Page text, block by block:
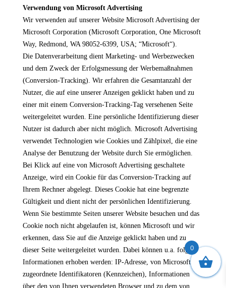
Verwendung von Microsoft Advertising
Wir verwenden auf unserer Website Microsoft Advertising der
Microsoft Corporation (Microsoft Corporation, One Microsoft
Way, Redmond, WA 98052-6399, USA; “Microsoft“).
Die Datenverarbeitung dient Marketing- und Werbezwecken
und dem Zweck der Erfolgsmessung der Werbemaßnahmen
(Conversion-Tracking). Wir erfahren die Gesamtanzahl der
Nutzer, die auf eine unserer Anzeigen geklickt haben und zu
einer mit einem Conversion-Tracking-Tag versehenen Seite
weitergeleitet wurden. Eine persönliche Identifizierung dieser
Nutzer ist dadurch aber nicht möglich. Microsoft Advertising
verwendet Technologien wie Cookies und Zählpixel, die eine
Analyse der Benutzung der Website durch Sie ermöglichen.
Bei Klick auf eine von Microsoft Advertising geschaltete
Anzeige, wird ein Cookie für das Conversion-Tracking auf
Ihrem Rechner abgelegt. Dieses Cookie hat eine begrenzte
Gültigkeit und dient nicht der persönlichen Identifizierung.
Wenn Sie bestimmte Seiten unserer Website besuchen und das
Cookie noch nicht abgelaufen ist, können Microsoft und wir
erkennen, dass Sie auf die Anzeige geklickt haben und zu
dieser Seite weitergeleitet wurden. Dabei können u.a. folgende
Informationen erhoben werden: IP-Adresse, von Microsoft
zugeordnete Identifikatoren (Kennzeichen), Informationen
über den von Ihnen verwendeten Browser und zu dem von
0